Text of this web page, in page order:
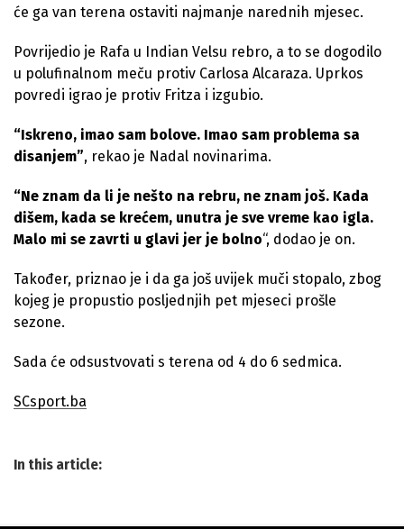
će ga van terena ostaviti najmanje narednih mjesec.
Povrijedio je Rafa u Indian Velsu rebro, a to se dogodilo
u polufinalnom meču protiv Carlosa Alcaraza. Uprkos
povredi igrao je protiv Fritza i izgubio.
“Iskreno, imao sam bolove. Imao sam problema sa
disanjem”, rekao je Nadal novinarima.
“Ne znam da li je nešto na rebru, ne znam još. Kada
dišem, kada se krećem, unutra je sve vreme kao igla.
Malo mi se zavrti u glavi jer je bolno“, dodao je on.
Također, priznao je i da ga još uvijek muči stopalo, zbog
kojeg je propustio posljednjih pet mjeseci prošle
sezone.
Sada će odsustvovati s terena od 4 do 6 sedmica.
SCsport.ba
In this article: